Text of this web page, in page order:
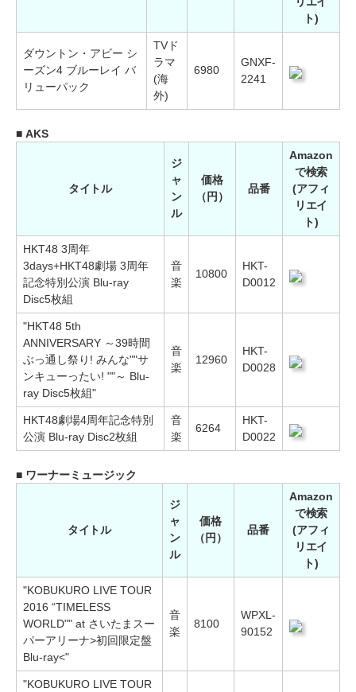
ト)
ダウントン・アビー シ
ーズン4 ブルーレイ バ
リューパック
TVド
ラマ
(海
外)
6980
GNXF-
2241
■ AKS
タイトル
ジ
ャ
ン
ル
価格
（円）
品番
Amazon
で検索
(アフィ
リエイ
ト)
HKT48 3周年
3days+HKT48劇場 3周年
記念特別公演 Blu-ray
Disc5枚組
音
楽
10800
HKT-
D0012
"HKT48 5th
ANNIVERSARY ～39時間
ぶっ通し祭り! みんな""サ
ンキューったい! ""～ Blu-
ray Disc5枚組"
音
楽
12960
HKT-
D0028
HKT48劇場4周年記念特別
公演 Blu-ray Disc2枚組
音
楽
6264
HKT-
D0022
■ ワーナーミュージック
タイトル
ジ
ャ
ン
ル
価格
（円）
品番
Amazon
で検索
(アフィ
リエイ
ト)
"KOBUKURO LIVE TOUR
2016 “TIMELESS
WORLD"" at さいたまスー
パーアリーナ>初回限定盤
Blu-ray<"
音
楽
8100
WPXL-
90152
"KOBUKURO LIVE TOUR